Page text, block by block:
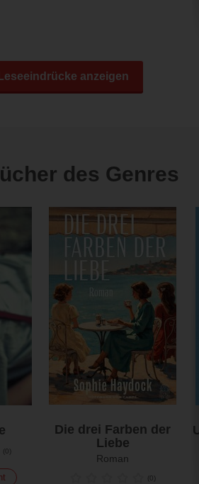
anzeigen
des Genres
(0
Die drei Farben der
Liebe
Roman
(0